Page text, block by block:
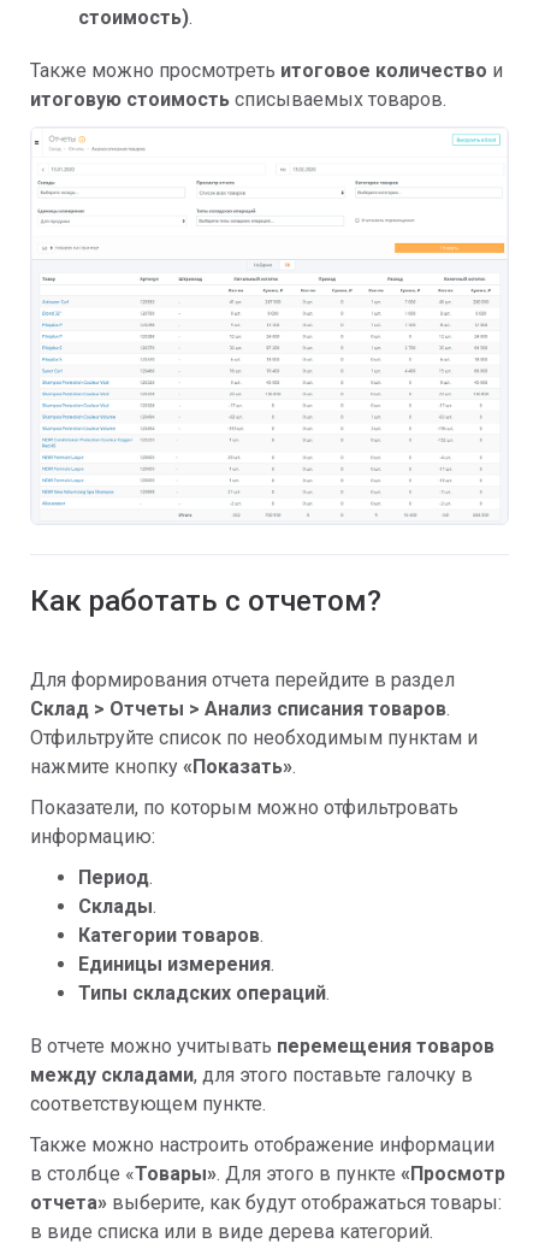
стоимость).
Также можно просмотреть итоговое количество и
итоговую стоимость списываемых товаров.
Как работать с отчетом?
Для формирования отчета перейдите в раздел
Склад > Отчеты > Анализ списания товаров.
Отфильтруйте список по необходимым пунктам и
нажмите кнопку «Показать».
Показатели, по которым можно отфильтровать
информацию:
Период.
Склады.
Категории товаров.
Единицы измерения.
Типы складских операций.
В отчете можно учитывать перемещения товаров
между складами, для этого поставьте галочку в
соответствующем пункте.
Также можно настроить отображение информации
в столбце «Товары». Для этого в пункте «Просмотр
отчета» выберите, как будут отображаться товары:
в виде списка или в виде дерева категорий.